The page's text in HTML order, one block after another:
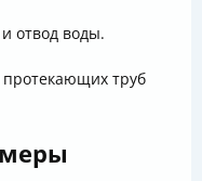
отвод воды.
труб